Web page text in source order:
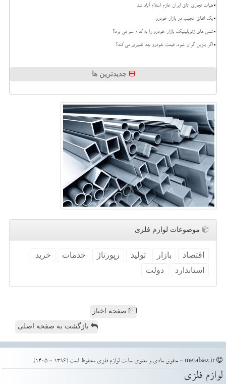
هیات تجاری اتاق ایران عازم اسلام آباد شد
بک اتفاق عجیب در بازار خودرو
تنش های ژئوپلیتیک، بازار خودرو را به کدام سو می برد؟
اگر بنزین گران شود، قیمت خودرو چه تغییری می کند؟
جدیدترین ها
موضوعات لوازم فلزی
اقتصاد بازار تولید رپورتاژ خدمات
خرید
استاندارد
دولت
صفحه اخبار
بازگشت به صفحه اصلی
لوازم فلزی